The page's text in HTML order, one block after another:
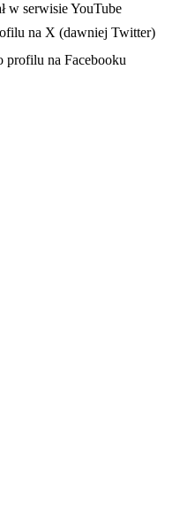
karcie
w serwisie YouTube
na X (dawniej Twitter)
karcie
profilu na Facebooku